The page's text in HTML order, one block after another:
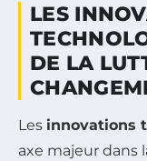
LES
DE LA
Les innovations
axe majeur dans